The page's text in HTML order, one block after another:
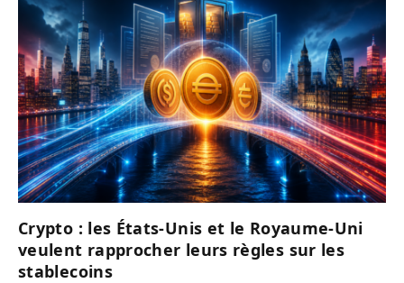
Crypto : les États-Unis et le Royaume-Uni
veulent rapprocher leurs règles sur les
stablecoins